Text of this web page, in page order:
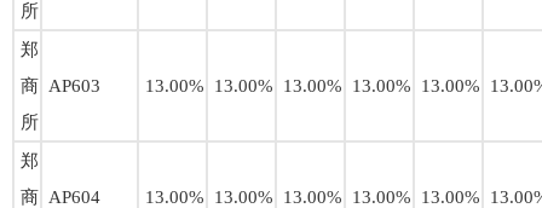
所
郑
商
所
AP603 13.00% 13.00% 13.00% 13.00% 13.00%
郑
商 AP604 13.00% 13.00% 13.00% 13.00% 13.00%